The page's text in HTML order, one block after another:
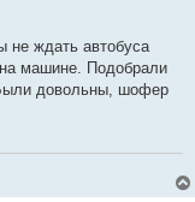
не ждать автобуса
машине. Подобрали
довольны, шофер